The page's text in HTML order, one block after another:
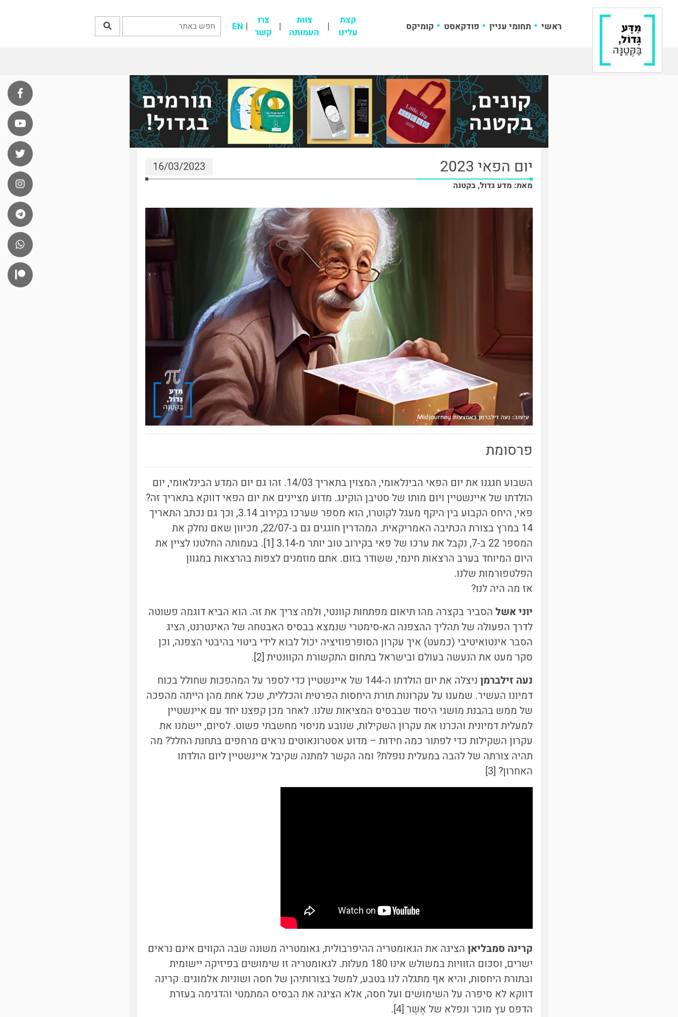
ראשי תחומי עניין פודקאסט קומיקס
קצת
עלינו
צוות
העמותה
צרו
קשר
EN
יום הפאי 2023 16/03/2023
מאת: מדע גדול, בקטנה
פרסומת
השבוע חגגנו את יום הפאי הבינלאומי, המצוין בתאריך 14/03. זהו גם יום המדע הבינלאומי, יום
הולדתו של איינשטיין ויום מותו של סטיבן הוקינג. מדוע מציינים את יום הפאי דווקא בתאריך זה?
פאי, היחס הקבוע בין היקף מעגל לקוטרו, הוא מספר שערכו בקירוב 3.14, וכך גם נכתב התאריך
14 במרץ בצורת הכתיבה האמריקאית. המהדרין חוגגים גם ב-22/07, מכיוון שאם נחלק את
המספר 22 ב-7, נקבל את ערכו של פאי בקירוב טוב יותר מ-3.14 [1]. בעמותה החלטנו לציין את
היום המיוחד בערב הרצאות חינמי, ששודר בזום. אתם מוזמנים לצפות בהרצאות במגוון
הפלטפורמות שלנו.
אז מה היה לנו?
יוני אשל הסביר בקצרה מהו תיאום מפתחות קוונטי, ולמה צריך את זה. הוא הביא דוגמה פשוטה
לדרך הפעולה של תהליך ההצפנה הא-סימטרי שנמצא בבסיס האבטחה של האינטרנט, הציג
הסבר אינטואיטיבי (כמעט) איך עקרון הסופרפוזיציה יכול לבוא לידי ביטוי בהיבטי הצפנה, וכן
סקר מעט את הנעשה בעולם ובישראל בתחום התקשורת הקוונטית [2].
נעה זילברמן
ניצלה את יום הולדתו ה-144 של איינשטיין כדי לספר על המהפכות שחולל בכוח
דמיונו העשיר. שמענו על עקרונות תורת היחסות הפרטית והכללית, שכל אחת מהן הייתה מהפכה
של ממש בהבנת מושגי היסוד שבבסיס המציאות שלנו. לאחר מכן קפצנו יחד עם איינשטיין
למעלית דמיונית והכרנו את עקרון השקילות, שנובע מניסוי מחשבתי פשוט. לסיום, יישמנו את
עקרון השקילות כדי לפתור כמה חידות – מדוע אסטרונאוטים נראים מרחפים בתחנת החלל? מה
תהיה צורתה של להבה במעלית נופלת? ומה הקשר למתנה שקיבל איינשטיין ליום הולדתו
האחרון? [3]
קרינה סמבליאן הציגה את הגאומטריה ההיפרבולית, גאומטריה משונה שבה הקווים אינם נראים
ישרים, וסכום הזוויות במשולש אינו 180 מעלות. לגאומטריה זו שימושים בפיזיקה יישומית
ובתורת היחסות, והיא אף מתגלה לנו בטבע, למשל בצורותיהן של חסה ושוניות אלמוגים. קרינה
דווקא לא סיפרה על השימושים ועל חסה, אלא הציגה את הבסיס המתמטי והדגימה בעזרת
הדפס עץ מוכר ונפלא של אֶשֶׁר [4].